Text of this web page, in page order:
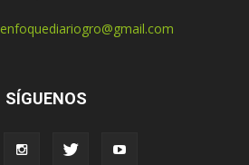
enfoquediariogro@gmail.com
SÍGUENOS